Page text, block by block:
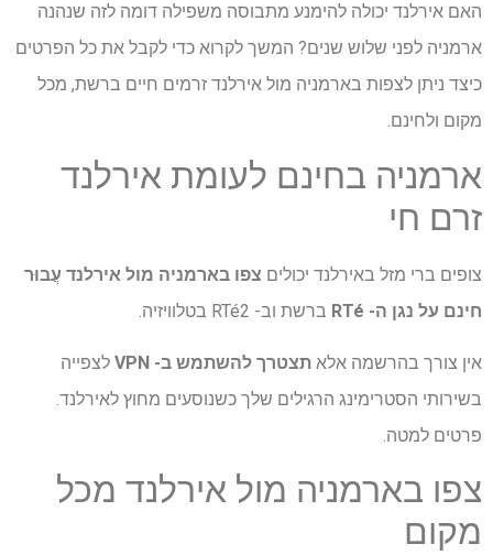
האם אירלנד יכולה להימנע מתבוסה משפילה דומה לזה שנהנה
ארמניה לפני שלוש שנים? המשך לקרוא כדי לקבל את כל הפרטים
כיצד ניתן לצפות בארמניה מול אירלנד זרמים חיים ברשת, מכל
מקום ולחינם.
ארמניה בחינם לעומת אירלנד
זרם חי
צופים ברי מזל באירלנד יכולים צפו בארמניה מול אירלנד עֲבוּר
חינם על נגן ה- RTé
ברשת וב- RTé2 בטלוויזיה.
אין צורך בהרשמה אלא תצטרך להשתמש ב- VPN
לצפייה
בשירותי הסטרימינג הרגילים שלך כשנוסעים מחוץ לאירלנד.
פרטים למטה.
צפו בארמניה מול אירלנד מכל
מקום